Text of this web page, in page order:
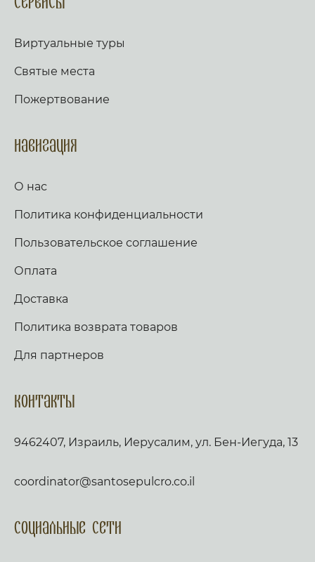
Виртуальные туры
Святые места
Пожертвование
Навигация
О нас
Политика конфиденциальности
Пользовательское соглашение
Оплата
Доставка
Политика возврата товаров
Для партнеров
Контакты
9462407, Израиль, Иерусалим, ул. Бен-Иегуда, 13
coordinator@santosepulcro.co.il
Социальные сети